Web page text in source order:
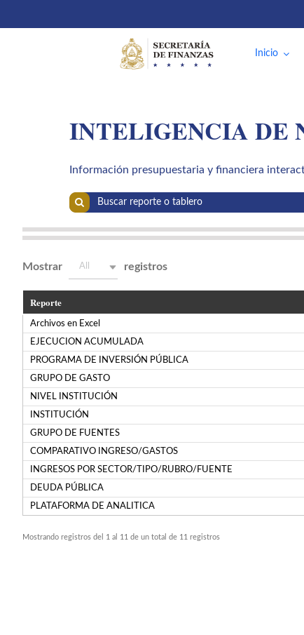
Inicio
INTELIGENCIA DE
Información presupuestaria y financiera
Buscar:
Mostrar All registros
Reporte
Archivos en Excel
EJECUCION ACUMULADA
PROGRAMA DE INVERSIÓN PÚBLICA
GRUPO DE GASTO
NIVEL INSTITUCIÓN
INSTITUCIÓN
GRUPO DE FUENTES
COMPARATIVO INGRESO/GASTOS
INGRESOS POR SECTOR/TIPO/RUBRO/FUENTE
DEUDA PÚBLICA
PLATAFORMA DE ANALITICA
Mostrando registros del 1 al 11 de un total de 11 registros